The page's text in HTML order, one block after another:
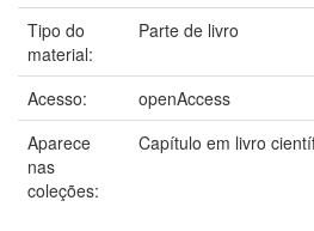
Tipo do
material:
Parte de livro
Acesso:
openAccess
Aparece
nas
coleções:
Capítulo em livro